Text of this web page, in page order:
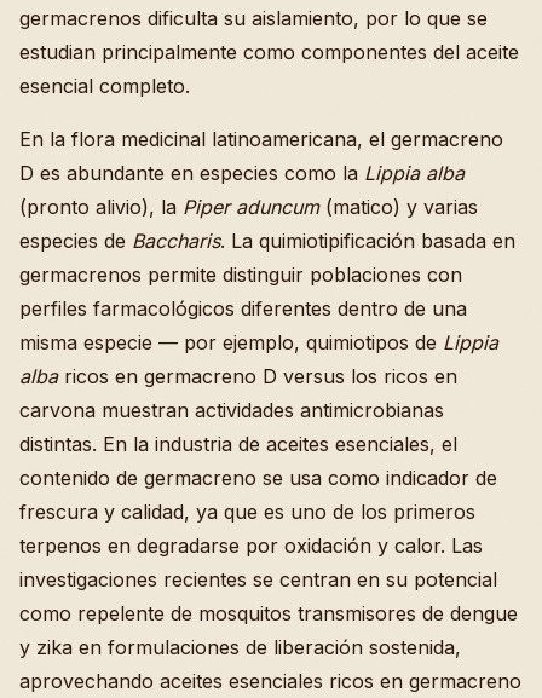
germacrenos dificulta su aislamiento, por lo que se
estudian principalmente como componentes del aceite
esencial completo.
En la flora medicinal latinoamericana, el germacreno
D es abundante en especies como la Lippia alba
(pronto alivio), la Piper aduncum(matico) y varias
especies de Baccharis. La quimiotipificación basada en
germacrenos permite distinguir poblaciones con
perfiles farmacológicos diferentes dentro de una
misma especie — por ejemplo, quimiotipos de Lippia
albaricos en germacreno D versus los ricos en
carvona muestran actividades antimicrobianas
distintas. En la industria de aceites esenciales, el
contenido de germacreno se usa como indicador de
frescura y calidad, ya que es uno de los primeros
terpenos en degradarse por oxidación y calor. Las
investigaciones recientes se centran en su potencial
como repelente de mosquitos transmisores de dengue
y zika en formulaciones de liberación sostenida,
aprovechando aceites esenciales ricos en germacreno